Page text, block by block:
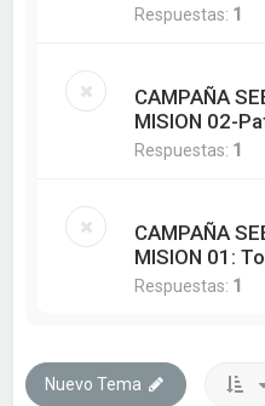
Respuestas: 1
CAMPAÑA
MISION 02-
Respuestas: 1
CAMPAÑA
MISION 01:
Respuestas: 1
Nuevo Tema